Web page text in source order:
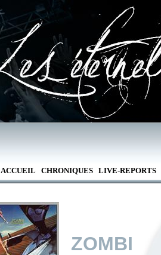
ACCUEIL CHRONIQUES LIVE-REPORTS
ZOMBI